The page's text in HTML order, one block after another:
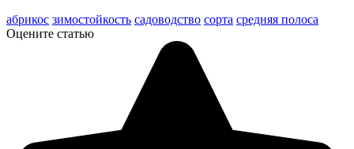
абрикос зимостойкость садоводство сорта средняя полоса
Оцените статью